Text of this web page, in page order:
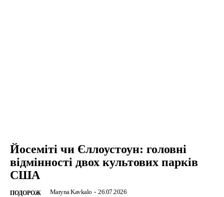
Йосеміті чи Єллоустоун: головні
відмінності двох культових парків
США
ПОДОРОЖ Maryna Kavkalo - 26.07.2026